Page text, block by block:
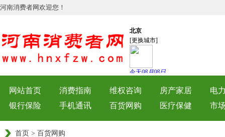
河南消费者网欢迎您！
网站首页 消费指南 维权咨询 房产家居
电
银行保险
手机通讯 百货网购 医疗保健 市
首页 > 百货网购